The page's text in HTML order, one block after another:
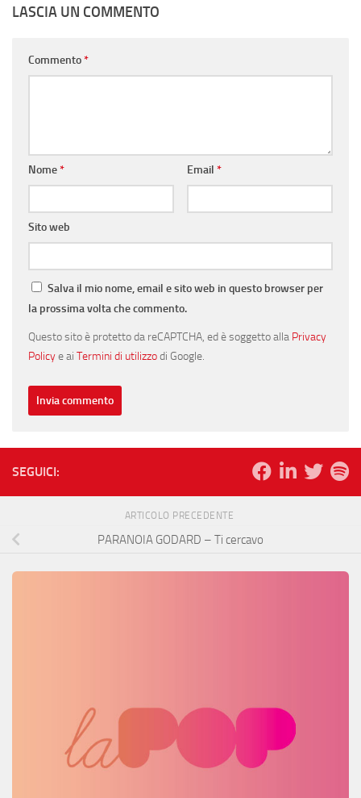
LASCIA UN COMMENTO
Commento*
Nome* Email *
Sito web
Salva il mio nome, email e sito web in questo browser per
la prossima volta che commento.
Questo sito è protetto da reCAPTCHA, ed è soggetto alla Privacy
Policye ai Termini di utilizzodi Google.
SEGUICI:
ARTICOLO PRECEDENTE
PARANOIA GODARD – Ti cercavo